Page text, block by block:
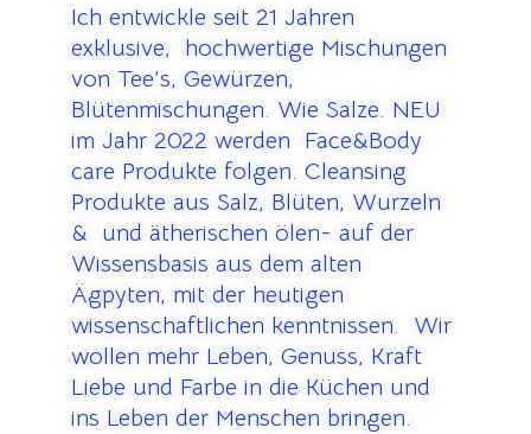
Ich entwickle seit 21 Jahren
exklusive, hochwertige Mischungen
von Tee’s, Gewürzen,
Blütenmischungen. Wie Salze. NEU
im Jahr 2022 werden Face&Body
care Produkte folgen. Cleansing
Produkte aus Salz, Blüten, Wurzeln
& und ätherischen ölen- auf der
Wissensbasis aus dem alten
Ägpyten, mit der heutigen
wissenschaftlichen kenntnissen. Wir
wollen mehr Leben, Genuss, Kraft
Liebe und Farbe in die Küchen und
ins Leben der Menschen bringen.